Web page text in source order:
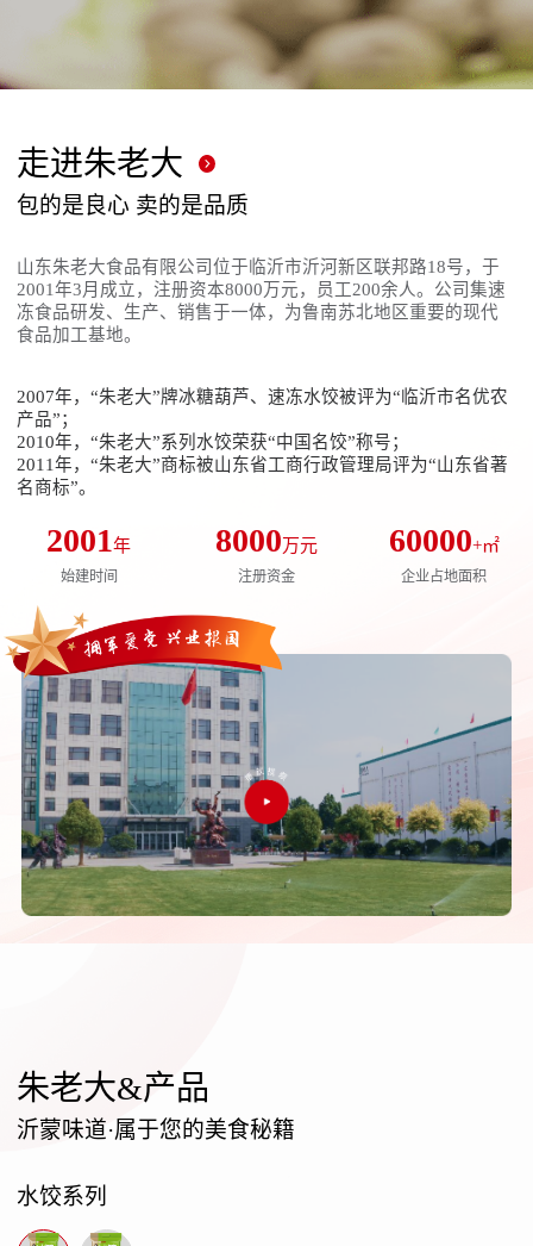
走进朱老大
包的是良心 卖的是品质
山东朱老大食品有限公司位于临沂市沂河新区联邦路18号，于
2001年3月成立，注册资本8000万元，员工200余人。公司集速
冻食品研发、生产、销售于一体，为鲁南苏北地区重要的现代
食品加工基地。
2007年，“朱老大”牌冰糖葫芦、速冻水饺被评为“临沂市名优农
产品”；
2010年，“朱老大”系列水饺荣获“中国名饺”称号；
2011年，“朱老大”商标被山东省工商行政管理局评为“山东省著
名商标”。
2001年
始建时间
8000万元
注册资金
60000+㎡
企业占地面积
朱老大&产品
沂蒙味道·属于您的美食秘籍
水饺系列